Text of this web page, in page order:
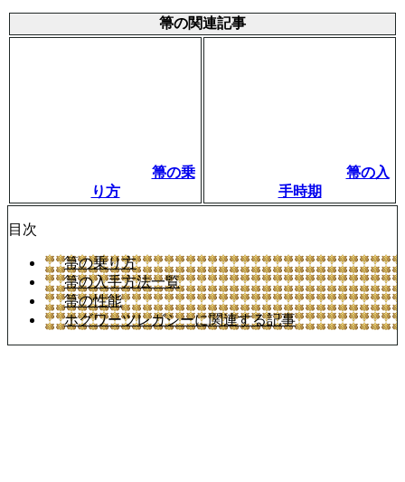
箒の関連記事
箒の乗
り方
箒の入
手時期
目次
箒の乗り方
箒の入手方法一覧
箒の性能
ホグワーツレガシーに関連する記事